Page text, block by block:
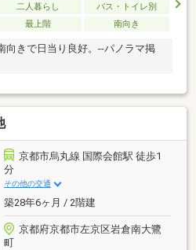
二人暮らし
バス・トイレ別
最上階 南向き
向きで日当り良好。--パノラマ掲
京都市烏丸線 国際会館駅 徒歩1
分
その他の交通
築28年6ヶ月 / 2階建
京都府京都市左京区岩倉南大鷺
町